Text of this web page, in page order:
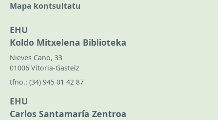
Mapa kontsultatu
EHU
Koldo Mitxelena Biblioteka
Nieves Cano, 33
01006 Vitoria-Gasteiz
tfno.: (34) 945 01 42 87
EHU
Carlos Santamaría Zentroa